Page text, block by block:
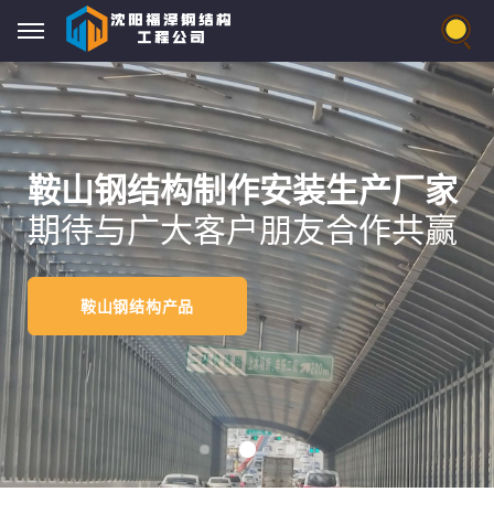
鞍山钢结构制作安装生产厂家
期待与广大客户朋友合作共赢
鞍山钢结构产品